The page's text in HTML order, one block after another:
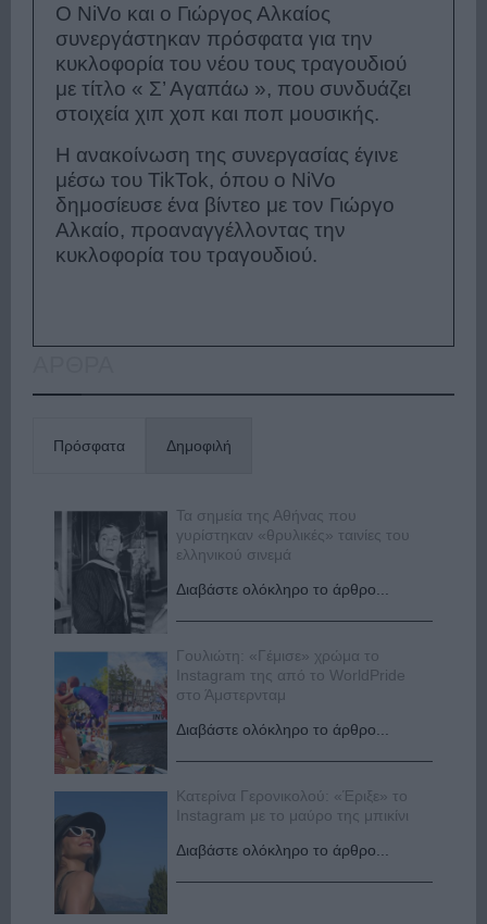
Ο NiVo και ο Γιώργος Αλκαίος
συνεργάστηκαν πρόσφατα για την
κυκλοφορία του νέου τους τραγουδιού
με τίτλο « Σ’ Αγαπάω », που συνδυάζει
στοιχεία χιπ χοπ και ποπ μουσικής.
Η ανακοίνωση της συνεργασίας έγινε
μέσω του TikTok, όπου ο NiVo
δημοσίευσε ένα βίντεο με τον Γιώργο
Αλκαίο, προαναγγέλλοντας την
κυκλοφορία του τραγουδιού.
Πρόσφατα Δημοφιλή
Τα σημεία της Αθήνας που
γυρίστηκαν «θρυλικές» ταινίες του
ελληνικού σινεμά
Διαβάστε ολόκληρο το άρθρο...
Γουλιώτη: «Γέμισε» χρώμα το
Instagram της από το WorldPride
στο Άμστερνταμ
Διαβάστε ολόκληρο το άρθρο...
Κατερίνα Γερονικολού: «Έριξε» το
Instagram με το μαύρο της μπικίνι
Διαβάστε ολόκληρο το άρθρο...